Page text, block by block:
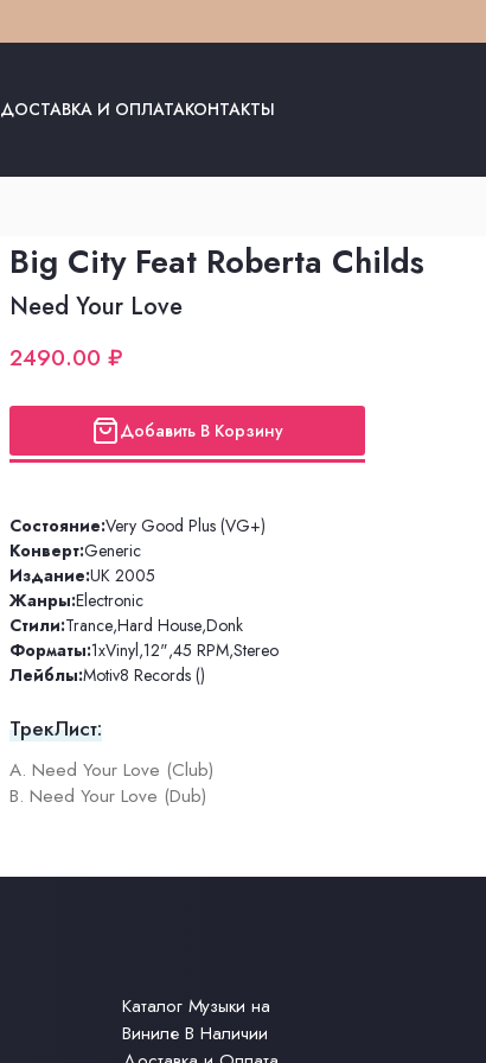
ДОСТАВКА И ОПЛАТАКОНТАКТЫ
Big City Feat Roberta Childs
Need Your Love
2490.00 ₽
Добавить В Корзину
Состояние:Very Good Plus (VG+)
Конверт:Generic
Издание:UK 2005
Жанры:Electronic
Стили:Trance,Hard House,Donk
Форматы:1xVinyl,12",45 RPM,Stereo
Лейблы:Motiv8 Records ()
ТрекЛист:
A. Need Your Love (Club)
B. Need Your Love (Dub)
Каталог Музыки на
Виниле В Наличии